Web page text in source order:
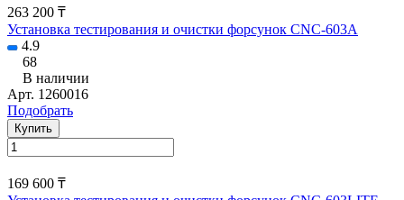
263 200 ₸
Установка тестирования и очистки форсунок CNC-603A
4.9
68
В наличии
Арт. 1260016
Подобрать
Купить
169 600 ₸